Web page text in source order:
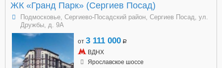
ЖК «Гранд Парк» (Сергиев Посад)
Подмосковье, Сергиево-Посадский район, Сергиев Посад, ул.
Дружбы, д. 9А
от 3 111 000 a
ВДНХ
Ярославское шоссе